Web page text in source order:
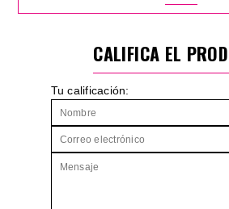
CALIFICA EL
Tu calificación: